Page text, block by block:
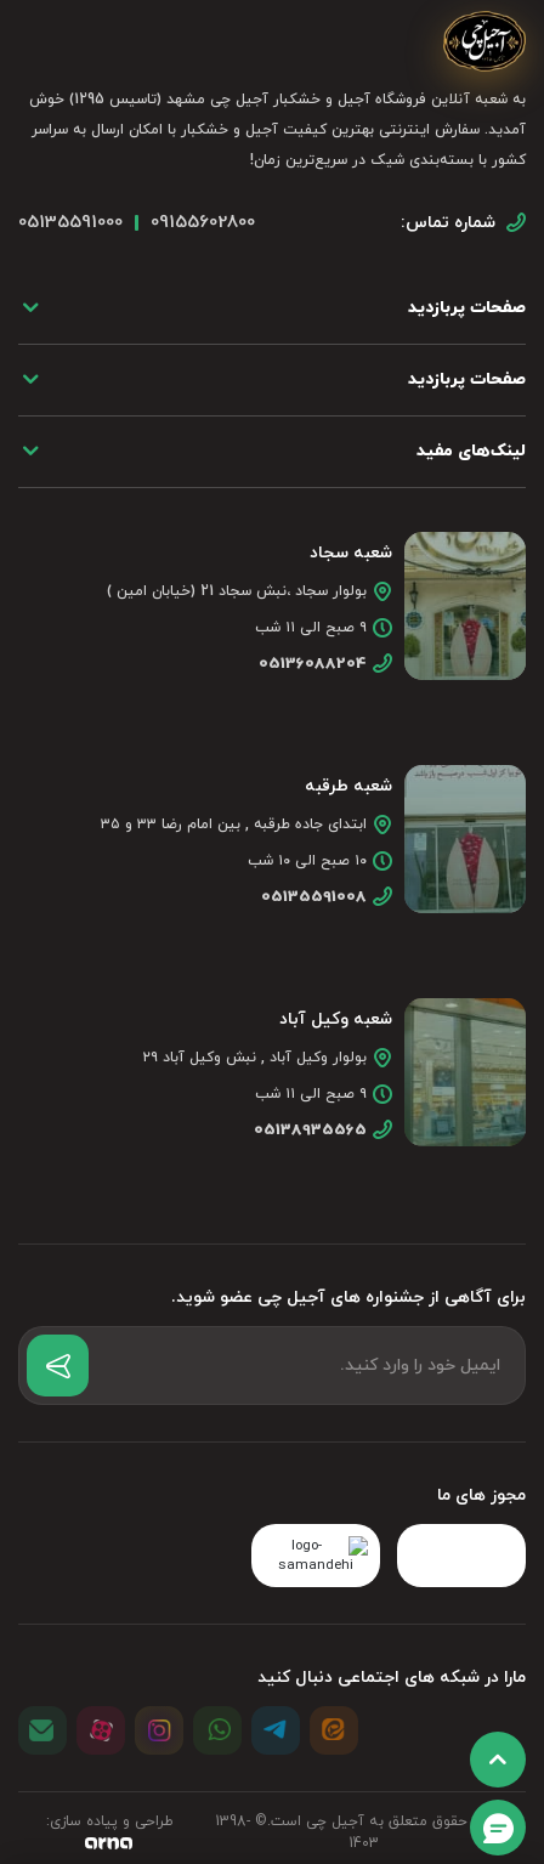
به شعبه آنلاین فروشگاه آجیل و خشکبار آجیل چی مشهد (تاسیس 1295) خوش
آمدید. سفارش اینترنتی بهترین کیفیت آجیل و خشکبار با امکان ارسال به سراسر
کشور با بسته‌بندی شیک در سریع‌ترین زمان!
شماره تماس: 09155602800
05135591000
صفحات پربازدید
صفحات پربازدید
لینک‌های مفید
برای آگاهی از جشنواره های آجیل چی عضو شوید.
شعبه سجاد
بولوار سجاد ،نبش سجاد 21 (خیابان امین )
۹ صبح الی ۱۱ شب
05136088204
شعبه طرقبه
ابتدای جاده طرقبه , بین امام رضا ۳۳ و ۳۵
۱۰ صبح الی ۱۰ شب
05135591008
شعبه وکیل آباد
بولوار وکیل آباد , نبش وکیل آباد ۲۹
۹ صبح الی ۱۱ شب
05138935565
مجوز های ما
مارا در شبکه های اجتماعی دنبال کنید
تمامی حقوق متعلق به آجیل چی است.©‏ 1398-
1403
طراحی و پیاده سازی: